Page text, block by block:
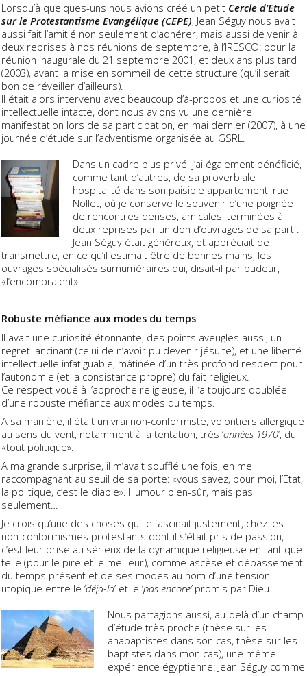
Lorsqu’à quelques-uns nous avions créé un petit Cercle d’Etude
sur le Protestantisme Evangélique (CEPE), Jean Séguy nous avait
aussi fait l’amitié non seulement d’adhérer, mais aussi de venir à
deux reprises à nos réunions de septembre, à l’IRESCO: pour la
réunion inaugurale du 21 septembre 2001, et deux ans plus tard
(2003), avant la mise en sommeil de cette structure (qu’il serait
bon de réveiller d’ailleurs).
Il était alors intervenu avec beaucoup d’à-propos et une curiosité
intellectuelle intacte, dont nous avions vu une dernière
manifestation lors de sa participation, en mai dernier (2007), à une
journée d’étude sur l’adventisme organisée au GSRL.
Dans un cadre plus privé, j’ai également bénéficié,
comme tant d’autres, de sa proverbiale
hospitalité dans son paisible appartement, rue
Nollet, où je conserve le souvenir d’une poignée
de rencontres denses, amicales, terminées à
deux reprises par un don d’ouvrages de sa part :
Jean Séguy était généreux, et appréciait de
transmettre, en ce qu’il estimait être de bonnes mains, les
ouvrages spécialisés surnuméraires qui, disait-il par pudeur,
«l’encombraient».
Robuste méfiance aux modes du temps
Il avait une curiosité étonnante, des points aveugles aussi, un
regret lancinant (celui de n’avoir pu devenir jésuite), et une liberté
intellectuelle infatiguable, mâtinée d’un très profond respect pour
l’autonomie (et la consistance propre) du fait religieux.
Ce respect voué à l’approche religieuse, il l’a toujours doublée
d’une robuste méfiance aux modes du temps.
A sa manière, il était un vrai non-conformiste, volontiers allergique
au sens du vent, notamment à la tentation, très ‘années 1970’, du
«tout politique».
A ma grande surprise, il m’avait soufflé une fois, en me
raccompagnant au seuil de sa porte: «vous savez, pour moi, l’Etat,
la politique, c’est le diable». Humour bien-sûr, mais pas
seulement…
Je crois qu’une des choses qui le fascinait justement, chez les
non-conformismes protestants dont il s’était pris de passion,
c’est leur prise au sérieux de la dynamique religieuse en tant que
telle (pour le pire et le meilleur), comme ascèse et dépassement
du temps présent et de ses modes au nom d’une tension
utopique entre le ‘déjà-là’ et le ‘pas encore’promis par Dieu.
Nous partagions aussi, au-delà d’un champ
d’étude très proche (thèse sur les
anabaptistes dans son cas, thèse sur les
baptistes dans mon cas), une même
expérience égyptienne: Jean Séguy comme